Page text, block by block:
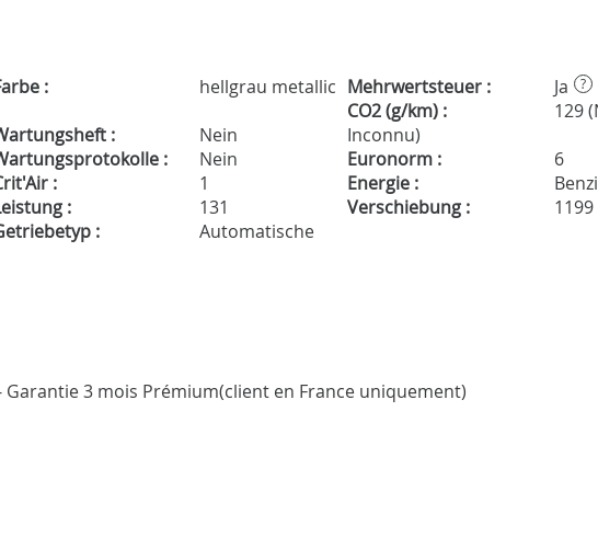
: hellgrau metallic Mehrwertsteuer : Ja ?
: Nein
CO2 (g/km) :
129
Inconnu)
: Nein Euronorm :
6
: 1 Energie :
: 131 Verschiebung :
1199
: Automatische
3 mois Prémium(client en France uniquement)